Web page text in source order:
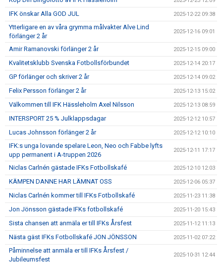
IFK önskar Alla GOD JUL 2025-12-22 09:38
Ytterligare en av våra grymma målvakter Alve Lind
förlänger 2 år
2025-12-16 09:01
Amir Ramanovski förlänger 2 år 2025-12-15 09:00
Kvalitetsklubb Svenska Fotbollsförbundet 2025-12-14 20:17
GP förlänger och skriver 2 år 2025-12-14 09:02
Felix Persson förlänger 2 år 2025-12-13 15:02
Välkommen till IFK Hässleholm Axel Nilsson 2025-12-13 08:59
INTERSPORT 25 % Julklappsdagar 2025-12-12 10:57
Lucas Johnsson förlänger 2 år 2025-12-12 10:10
IFK:s unga lovande spelare Leon, Neo och Fabbe lyfts
upp permanent i A-truppen 2026
2025-12-11 17:17
Niclas Carlnén gästade IFKs Fotbollskafé 2025-12-10 12:03
KÄMPEN DANNE HAR LÄMNAT OSS 2025-12-06 05:37
Niclas Carlnén kommer till IFKs Fotbollskafé 2025-11-23 11:38
Jon Jönsson gästade IFKs fotbollskafé 2025-11-20 15:43
Sista chansen att anmäla er till IFKs Årsfest 2025-11-12 11:13
Nästa gäst IFKs Fotbollskafé JON JÖNSSON 2025-11-02 07:22
Påminnelse att anmäla er till IFKs Årsfest /
Jubileumsfest
2025-10-31 12:44